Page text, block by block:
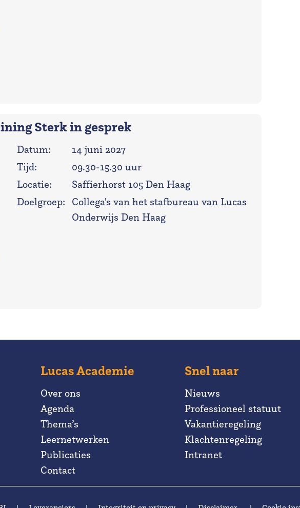
Sterk in gesprek
Datum:
14 juni 2027
Tijd:
09.30-15.30 uur
Locatie:
Saffierhorst 105 Den Haag
Doelgroep:
Collega's van het stafbureau van Lucas
Onderwijs Den Haag
Lucas Academie
Over ons
Agenda
Thema’s
Leernetwerken
Publicaties
Contact
Snel naar
Nieuws
Professioneel statuut
Vakantieregeling
Klachtenregeling
Intranet